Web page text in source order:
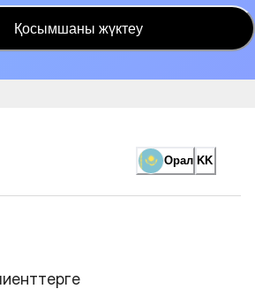
Қосымшаны жүктеу
Орал KK